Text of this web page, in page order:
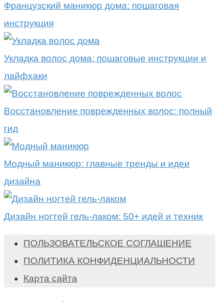
Французский маникюр дома: пошаговая
инструкция
Укладка волос дома: пошаговые инструкции и
лайфхаки
Восстановление поврежденных волос: полный
гид
Модный маникюр: главные тренды и идеи
дизайна
Дизайн ногтей гель-лаком: 50+ идей и техник
ПОЛЬЗОВАТЕЛЬСКОЕ СОГЛАШЕНИЕ
ПОЛИТИКА КОНФИДЕНЦИАЛЬНОСТИ
Карта сайта